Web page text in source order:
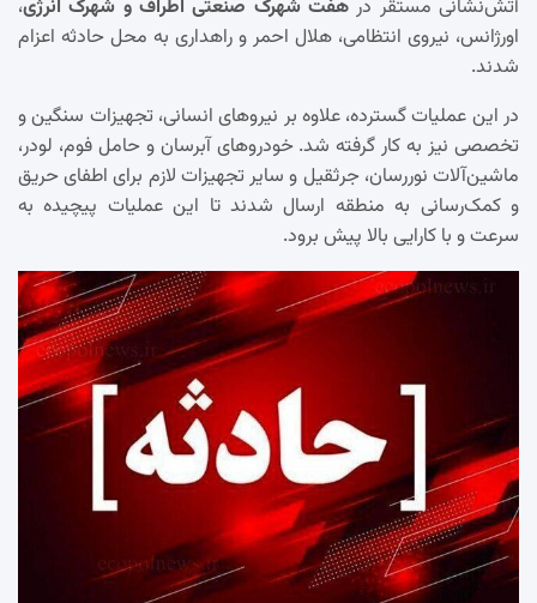
آتش‌نشانی مستقر در هفت شهرک صنعتی اطراف و شهرک انرژی،
اورژانس، نیروی انتظامی، هلال احمر و راهداری به محل حادثه اعزام
شدند.
در این عملیات گسترده، علاوه بر نیروهای انسانی، تجهیزات سنگین و
تخصصی نیز به کار گرفته شد. خودروهای آبرسان و حامل فوم، لودر،
ماشین‌آلات نوررسان، جرثقیل و سایر تجهیزات لازم برای اطفای حریق
و کمک‌رسانی به منطقه ارسال شدند تا این عملیات پیچیده به
سرعت و با کارایی بالا پیش برود.